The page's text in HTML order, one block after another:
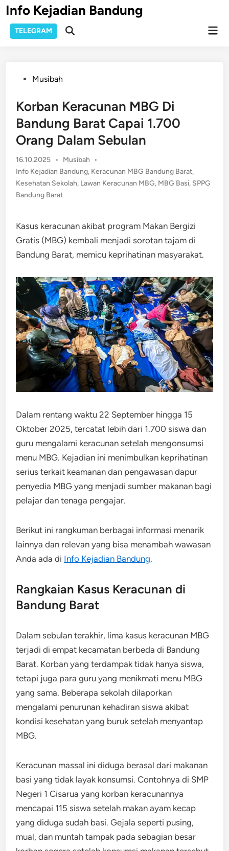
Skip
to
content
Info Kejadian Bandung
TELEGRAM
Open
PostedMusibah
Korban Keracunan MBG Di
Bandung Barat Capai 1.700
Orang Dalam Sebulan
16.10.2025 •
Posted
in
Musibah
•
Info Kejadian Bandung, Keracunan MBG Bandung Barat,
Kesehatan Sekolah, Lawan Keracunan MBG, MBG Basi, SPPG
Bandung Barat
Kasus keracunan akibat program Makan Bergizi
Gratis (MBG) kembali menjadi sorotan tajam di
Bandung Barat, memicu keprihatinan masyarakat.
Dalam rentang waktu 22 September hingga 15
Oktober 2025, tercatat lebih dari 1.700 siswa dan
guru mengalami keracunan setelah mengonsumsi
menu MBG. Kejadian ini menimbulkan keprihatinan
serius terkait keamanan dan pengawasan dapur
penyedia MBG yang menjadi sumber makanan bagi
pelajar dan tenaga pengajar.
Berikut ini rangkuman berbagai informasi menarik
lainnya dan relevan yang bisa menambah wawasan
Anda ada di Info Kejadian Bandung.
Rangkaian Kasus Keracunan di
Bandung Barat
Dalam sebulan terakhir, lima kasus keracunan MBG
terjadi di empat kecamatan berbeda di Bandung
Barat. Korban yang terdampak tidak hanya siswa,
tetapi juga para guru yang menikmati menu MBG
yang sama. Beberapa sekolah dilaporkan
mengalami penurunan kehadiran siswa akibat
kondisi kesehatan yang buruk setelah menyantap
MBG.
Keracunan massal ini diduga berasal dari makanan
basi yang tidak layak konsumsi. Contohnya di SMP
Negeri 1 Cisarua yang korban keracunannya
mencapai 115 siswa setelah makan ayam kecap
yang diduga sudah basi. Gejala seperti pusing,
mual, dan muntah tampak pada sebagian besar